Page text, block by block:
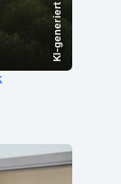
KI-generiert